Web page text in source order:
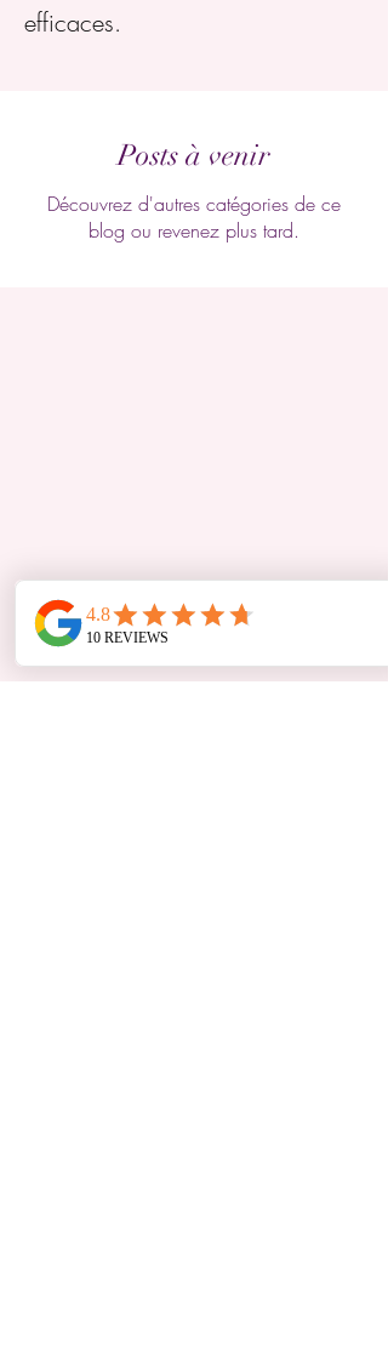
efficaces.
Posts à venir
Découvrez d'autres catégories de ce
blog ou revenez plus tard.